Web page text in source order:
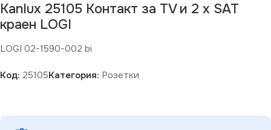
Kanlux 25105 Контакт за TV и 2 х SAT
краен LOGI
LOGI 02-1590-002 bi
Код: 25105Категория: Розетки